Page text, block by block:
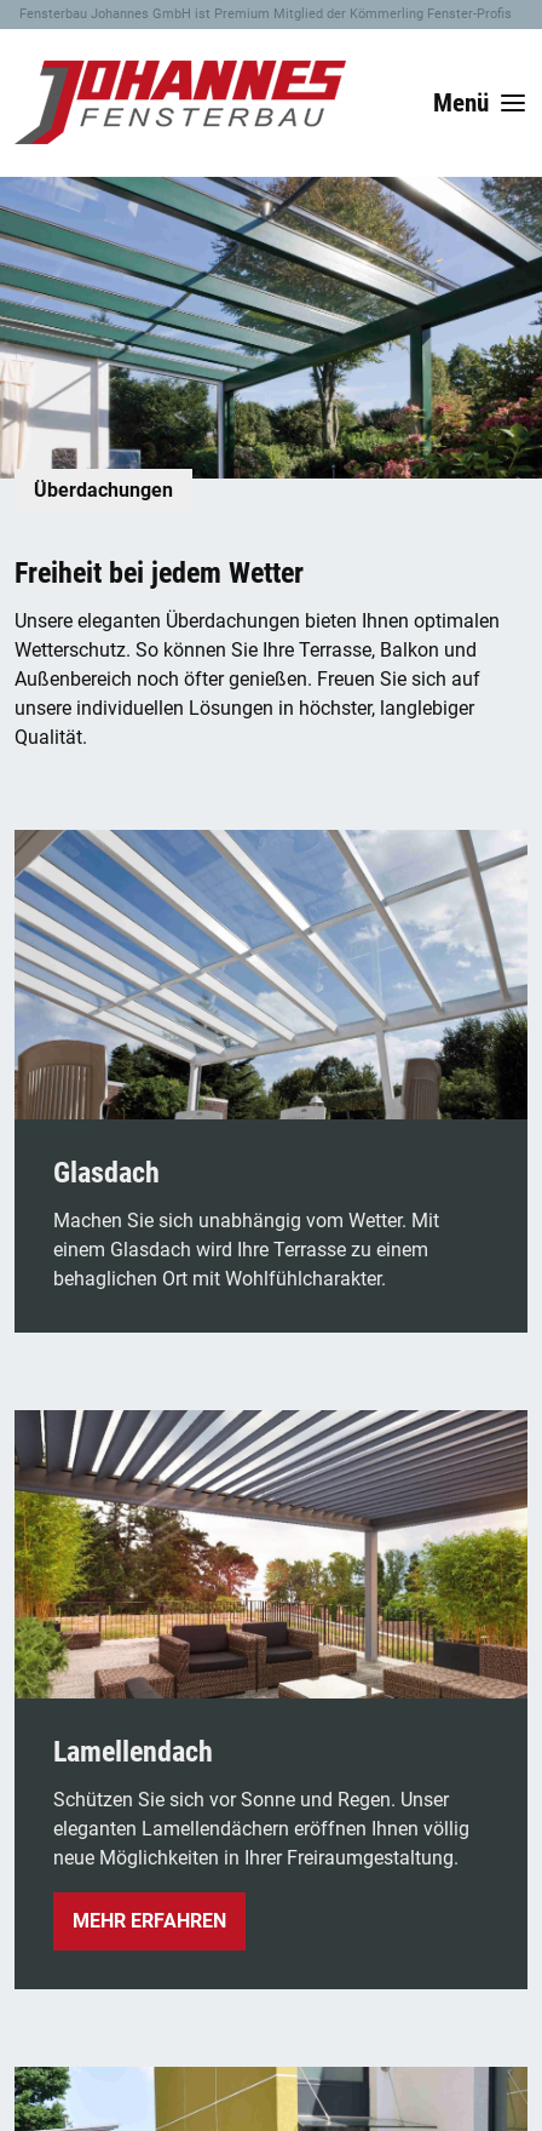
Fensterbau Johannes GmbH ist Premium Mitglied der Kömmerling Fenster-Profis
Menü
Überdachungen
Freiheit bei jedem Wetter
Unsere eleganten Überdachungen bieten Ihnen optimalen
Wetterschutz. So können Sie Ihre Terrasse, Balkon und
Außenbereich noch öfter genießen. Freuen Sie sich auf
unsere individuellen Lösungen in höchster, langlebiger
Qualität.
Glasdach
Machen Sie sich unabhängig vom Wetter. Mit
einem Glasdach wird Ihre Terrasse zu einem
behaglichen Ort mit Wohlfühlcharakter.
Lamellendach
Schützen Sie sich vor Sonne und Regen. Unser
eleganten Lamellendächern eröffnen Ihnen völlig
neue Möglichkeiten in Ihrer Freiraumgestaltung.
MEHR ERFAHREN